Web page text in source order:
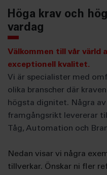
Höga krav och
vardag
Välkommen till vår värld
exceptionell kvalitet.
Vi är specialister med
olika branscher där
högsta dignitet. Några av
framgångsrikt levererar
Tåg, Automation och
Nedan visar vi några
tillverkar. Önskar ni fler